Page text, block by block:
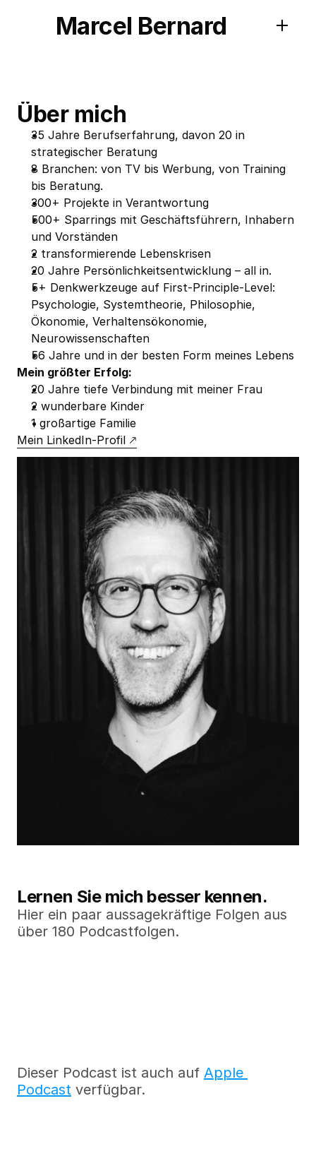
Marcel Bernard
Über mich
35 Jahre Berufserfahrung, davon 20 in
strategischer Beratung
8 Branchen: von TV bis Werbung, von Training
bis Beratung.
300+ Projekte in Verantwortung
500+ Sparrings mit Geschäftsführern, Inhabern
und Vorständen
2 transformierende Lebenskrisen
20 Jahre Persönlichkeitsentwicklung – all in.
5+ Denkwerkzeuge auf First-Principle-Level:
Psychologie, Systemtheorie, Philosophie,
Ökonomie, Verhaltensökonomie,
Neurowissenschaften
56 Jahre und in der besten Form meines Lebens
Mein größter Erfolg:
20 Jahre tiefe Verbindung mit meiner Frau
2 wunderbare Kinder
1 großartige Familie
Mein LinkedIn-Profil 🡕
Lernen Sie mich besser kennen.
Hier ein paar aussagekräftige Folgen aus
über 180 Podcastfolgen.
Dieser Podcast ist auch auf Apple
Podcast verfügbar.